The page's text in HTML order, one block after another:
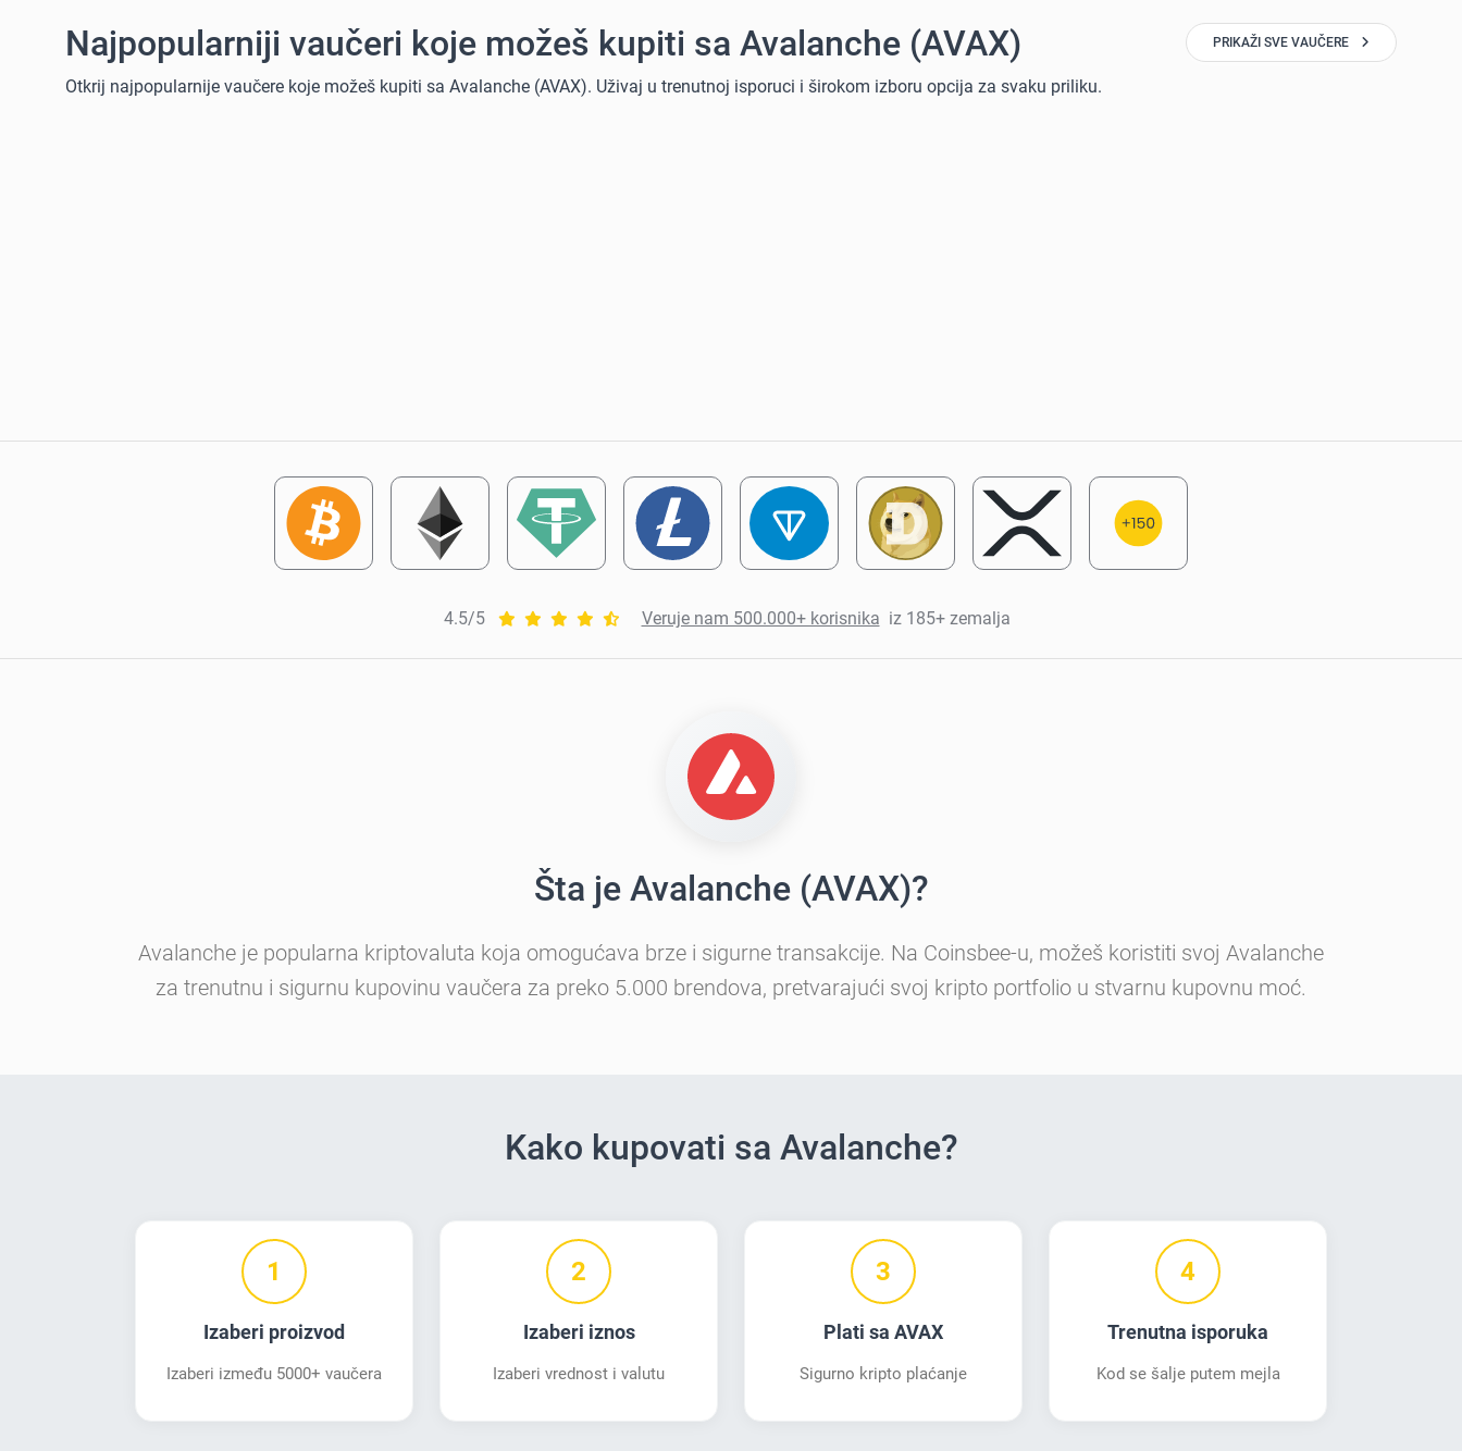
Najpopularniji vaučeri koje možeš kupiti sa Avalanche (AVAX)
Otkrij najpopularnije vaučere koje možeš kupiti sa Avalanche (AVAX). Uživaj u trenutnoj isporuci i širokom izboru opcija za svaku priliku.
PRIKAŽI SVE VAUČERE
4.5/5 Veruje nam 500.000+ korisnika iz 185+ zemalja
Šta je Avalanche (AVAX)?
Avalanche je popularna kriptovaluta koja omogućava brze i sigurne transakcije. Na Coinsbee-u, možeš koristiti svoj Avalanche
za trenutnu i sigurnu kupovinu vaučera za preko 5.000 brendova, pretvarajući svoj kripto portfolio u stvarnu kupovnu moć.
Kako kupovati sa Avalanche?
1
Izaberi proizvod
Izaberi između 5000+ vaučera
2
Izaberi iznos
Izaberi vrednost i valutu
3
Plati sa AVAX
Sigurno kripto plaćanje
4
Trenutna isporuka
Kod se šalje putem mejla